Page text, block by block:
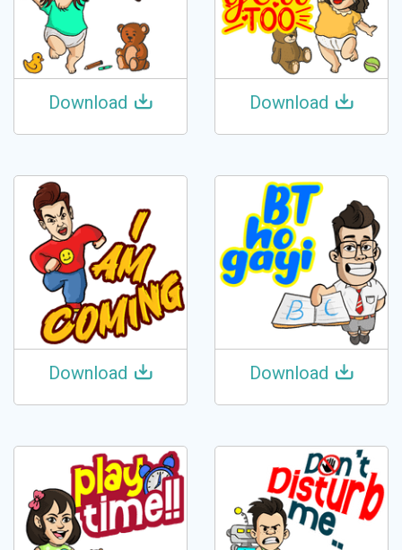
Download Download
Download Download